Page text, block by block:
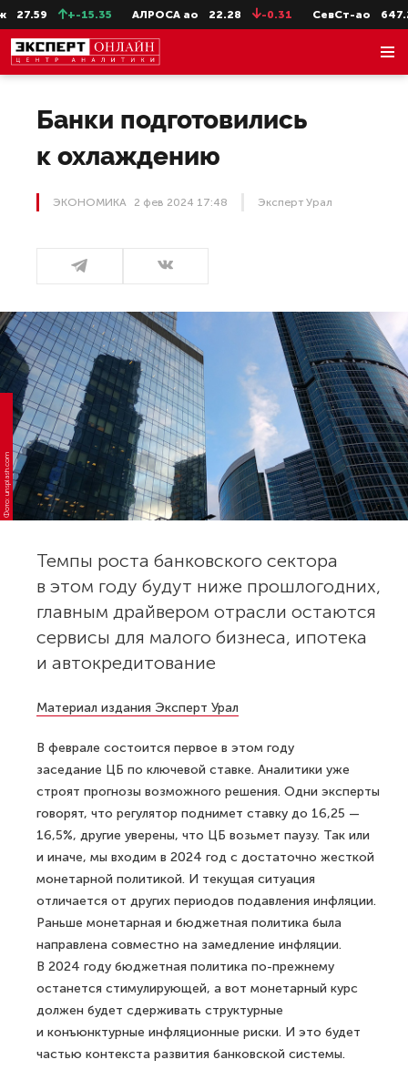
+-15.35 АЛРОСА ао 22.28 -0.31 СевСт-ао 647.2 -5.4
Банки подготовились
к охлаждению
ЭКОНОМИКА 2 фев 2024 17:48 Эксперт Урал
Фото: unsplash.com
Темпы роста банковского сектора
в этом году будут ниже прошлогодних,
главным драйвером отрасли остаются
сервисы для малого бизнеса, ипотека
и автокредитование
Материал издания Эксперт Урал
В феврале состоится первое в этом году
заседание ЦБ по ключевой ставке. Аналитики уже
строят прогнозы возможного решения. Одни эксперты
говорят, что регулятор поднимет ставку до 16,25 —
16,5%, другие уверены, что ЦБ возьмет паузу. Так или
и иначе, мы входим в 2024 год с достаточно жесткой
монетарной политикой. И текущая ситуация
отличается от других периодов подавления инфляции.
Раньше монетарная и бюджетная политика была
направлена совместно на замедление инфляции.
В 2024 году бюджетная политика по-прежнему
останется стимулирующей, а вот монетарный курс
должен будет сдерживать структурные
и конъюнктурные инфляционные риски. И это будет
частью контекста развития банковской системы.